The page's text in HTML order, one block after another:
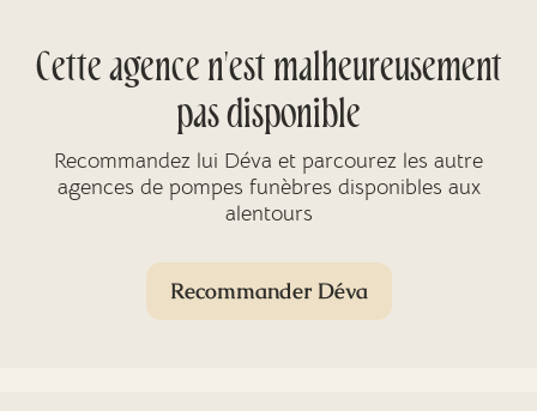
Cette agence n'est malheureusement
pas disponible
Recommandez lui Déva et parcourez les autre
agences de pompes funèbres disponibles aux
alentours
Recommander Déva